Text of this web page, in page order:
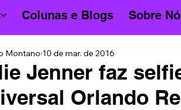
Colunas e Blogs Sobre
Jenner faz
Orlando
Montano 10 de mar. de 2016